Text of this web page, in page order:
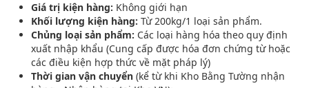
Giá trị kiện hàng: Không giới hạn
Khối lượng kiện hàng: Từ 200kg/1 loại sản phẩm.
Chủng loại sản phẩm: Các loại hàng hóa theo quy định
xuất nhập khẩu (Cung cấp được hóa đơn chứng từ hoặc
các điều kiện hợp thức về mặt pháp lý)
Thời gian vận chuyển (kể từ khi Kho Bằng Tường nhận